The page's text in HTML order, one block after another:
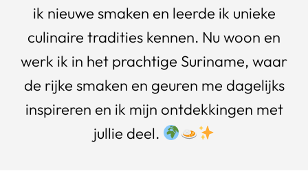
ik nieuwe smaken en leerde ik unieke
culinaire tradities kennen. Nu woon en
werk ik in het prachtige Suriname, waar
de rijke smaken en geuren me dagelijks
inspireren en ik mijn ontdekkingen met
jullie deel.